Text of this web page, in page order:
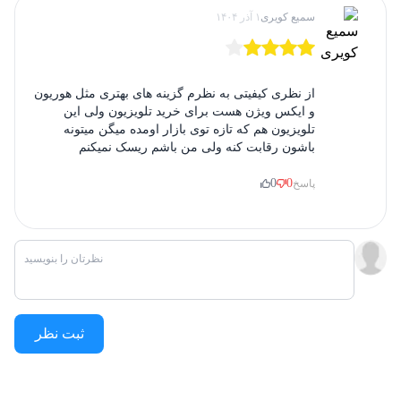
سیستم صوتی:صدای دالبی دیجیتال
قابلیت ضبط برنامه‌های تلویزیونی
قابلیت Wifi Direct
قابلیت برنامه‌ریزی زمانی (Time Shift)
مزیت‌های تلویزیون 43 اینچ FULL HD اینترناسیونال
کیفیت تصویر بالا و صدای فراگیراز مهم‌ترین مزیت‌های این تلویزیون
به‌شمار می‌روند. رزولوشن FULL HD همراه با پردازنده ۴ هسته‌ای و
پشتیبانی از طیف رنگی وسیع، تجربه‌ای شفاف و روان در تماشای فیلم‌ها
سمیع کویری ۱ آذر ۱۴۰۴
از نظری کیفیتی به نظرم گزینه های بهتری مثل هوریون
و ایکس ویژن هست برای خرید تلویزیون ولی این
تلویزیون هم که تازه توی بازار اومده میگن میتونه
باشون رقابت کنه ولی من باشم ریسک نمیکنم
پاسخ0
0
ثبت نظر